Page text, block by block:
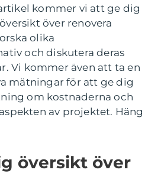
kommer vi att ge dig
över renovera
olika
och diskutera deras
Vi kommer även att ta en
mätningar för att ge dig
om kostnaderna och
av projektet. Häng
översikt över